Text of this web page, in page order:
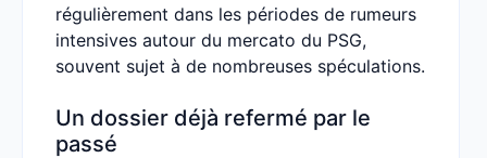
régulièrement dans les périodes de rumeurs
intensives autour du mercato du PSG,
souvent sujet à de nombreuses spéculations.
Un dossier déjà refermé par le
passé